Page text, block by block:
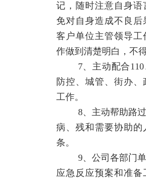
记，随时注意自身
免对自身造成不良
客户单位主管领导
作做到清楚明白，不
7、主动配合
防控、城管、街办
工作。
8、主动帮助路
病、残和需要协助
条。
9、公司各部门
应急反应预案和准